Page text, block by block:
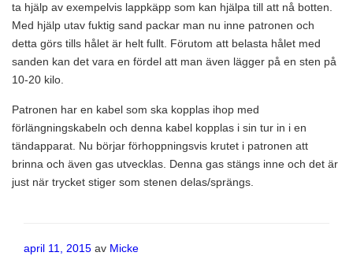
ta hjälp av exempelvis lappkäpp som kan hjälpa till att nå botten.
Med hjälp utav fuktig sand packar man nu inne patronen och
detta görs tills hålet är helt fullt. Förutom att belasta hålet med
sanden kan det vara en fördel att man även lägger på en sten på
10-20 kilo.
Patronen har en kabel som ska kopplas ihop med
förlängningskabeln och denna kabel kopplas i sin tur in i en
tändapparat. Nu börjar förhoppningsvis krutet i patronen att
brinna och även gas utvecklas. Denna gas stängs inne och det är
just när trycket stiger som stenen delas/sprängs.
Publicerat
april 11, 2015 av Micke